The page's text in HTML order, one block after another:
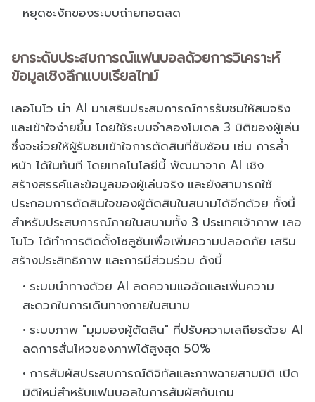
หยุดชะงักของระบบถ่ายทอดสด
ยกระดับประสบการณ์แฟนบอลด้วยการวิเคราะห์
ข้อมูลเชิงลึกแบบเรียลไทม์
เลอโนโว นำ AI มาเสริมประสบการณ์การรับชมให้สมจริง
และเข้าใจง่ายขึ้น โดยใช้ระบบจำลองโมเดล 3 มิติของผู้เล่น
ซึ่งจะช่วยให้ผู้รับชมเข้าใจการตัดสินที่ซับซ้อน เช่น การล้ำ
หน้า ได้ในทันที โดยเทคโนโลยีนี้ พัฒนาจาก AI เชิง
สร้างสรรค์และข้อมูลของผู้เล่นจริง และยังสามารถใช้
ประกอบการตัดสินใจของผู้ตัดสินในสนามได้อีกด้วย ทั้งนี้
สำหรับประสบการณ์ภายในสนามทั้ง 3 ประเทศเจ้าภาพ เลอ
โนโว ได้ทำการติดตั้งโซลูชันเพื่อเพิ่มความปลอดภัย เสริม
สร้างประสิทธิภาพ และการมีส่วนร่วม ดังนี้
ระบบนำทางด้วย AI ลดความแออัดและเพิ่มความ
สะดวกในการเดินทางภายในสนาม
ระบบภาพ "มุมมองผู้ตัดสิน" ที่ปรับความเสถียรด้วย AI
ลดการสั่นไหวของภาพได้สูงสุด 50%
การสัมผัสประสบการณ์ดิจิทัลและภาพฉายสามมิติ เปิด
มิติใหม่สำหรับแฟนบอลในการสัมผัสกับเกม